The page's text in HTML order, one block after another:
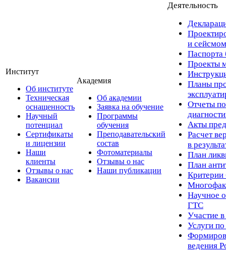
Институт
Об институте
Техническая
оснащенность
Научный
потенциал
Сертификаты
и лицензии
Наши
клиенты
Отзывы о нас
Вакансии
Академия
Об академии
Заявка на обучение
Программы
обучения
Преподавательский
состав
Фотоматериалы
Отзывы о нас
Наши публикации
Деятельность
и
Паспорта
Проекты
Планы
Отчеты по
Акты
Расчет
в
План
План
Критерии
Научное
ГТС
Участие
Услуги
ведения